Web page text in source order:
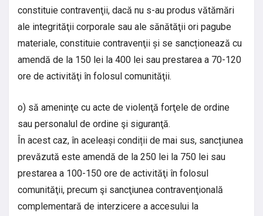
constituie contravenţii, dacă nu s-au produs vătămări
ale integrităţii corporale sau ale sănătăţii ori pagube
materiale, constituie contravenţii și se sancționează cu
amendă de la 150 lei la 400 lei sau prestarea a 70-120
ore de activităţi în folosul comunităţii.
o) să ameninţe cu acte de violenţă forţele de ordine
sau personalul de ordine şi siguranţă.
În acest caz, în aceleași condiții de mai sus, sancțiunea
prevăzută este amendă de la 250 lei la 750 lei sau
prestarea a 100-150 ore de activităţi în folosul
comunităţii, precum şi sancţiunea contravenţională
complementară de interzicere a accesului la